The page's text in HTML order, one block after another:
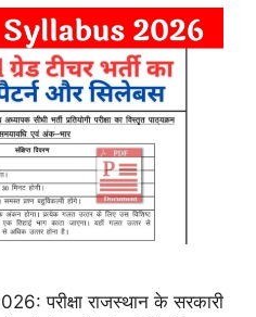
परीक्षा राजस्थान के सरकारी